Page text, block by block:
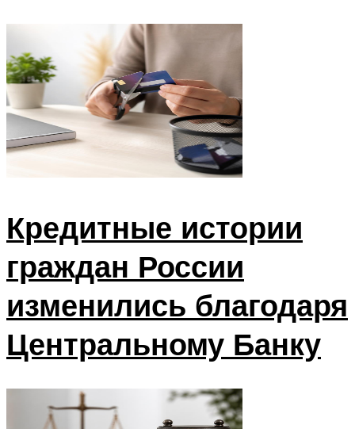
Кредитные истории
граждан России
изменились благодаря
Центральному Банку